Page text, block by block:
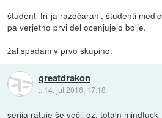
študenti fri-ja razočarani, študenti
pa verjetno prvi del ocenjujejo bolje.
žal spadam v prvo skupino.
greatdrakon
:: 14. jul 2016, 17:18
serija ratuje še večji oz. totaln mindfuck